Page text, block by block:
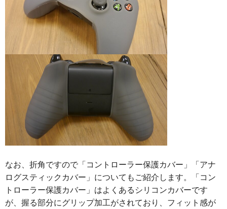
なお、折角ですので「コントローラー保護カバー」「アナ
ログスティックカバー」についてもご紹介します。「コン
トローラー保護カバー」はよくあるシリコンカバーです
が、握る部分にグリップ加工がされており、フィット感が